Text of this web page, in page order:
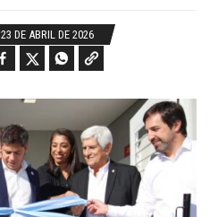
23 DE ABRIL DE 2026
Facebook Twitter WhatsApp Copy link